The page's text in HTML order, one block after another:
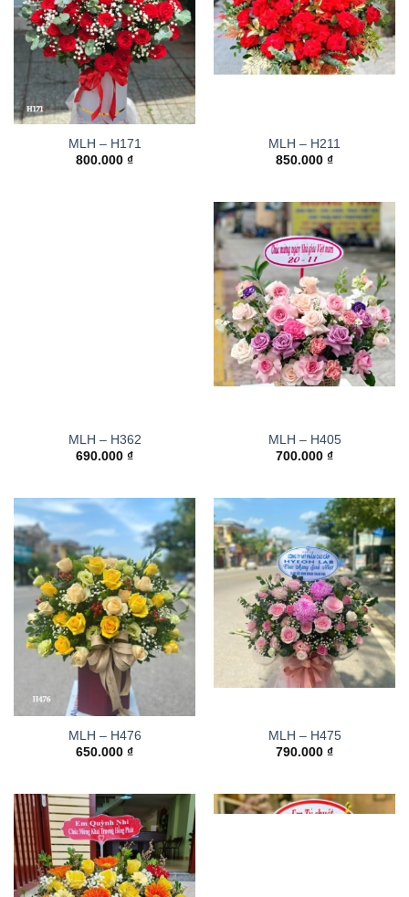
MLH – H171
800.000 ₫
MLH – H211
850.000 ₫
MLH – H362
690.000 ₫
MLH – H405
700.000 ₫
MLH – H476
650.000 ₫
MLH – H475
790.000 ₫